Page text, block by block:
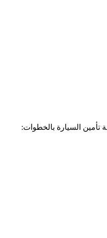
تأمين السيارة بالخطوات: